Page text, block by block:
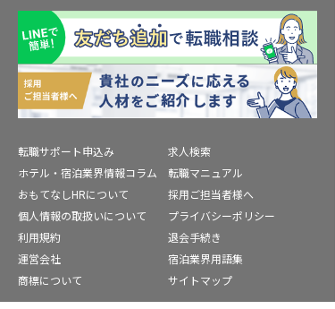
転職サポート申込み
求人検索
ホテル・宿泊業界情報コラム
転職マニュアル
おもてなしHRについて
採用ご担当者様へ
個人情報の取扱いについて
プライバシーポリシー
利用規約
退会手続き
運営会社
宿泊業界用語集
商標について
サイトマップ